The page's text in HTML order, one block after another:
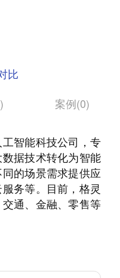
比
案例(0)
智能科技公司，专
据技术转化为智能
的场景需求提供应
务等。目前，格灵
通、金融、零售等